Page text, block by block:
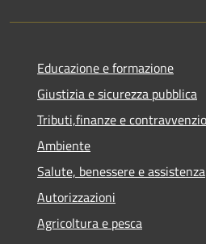
Educazione e formazione
Giustizia e sicurezza pubblica
Tributi,finanze e
Ambiente
Salute, benessere e assistenza
Autorizzazioni
Agricoltura e pesca